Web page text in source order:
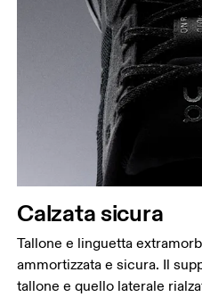
Calzata sicura
Tallone e linguetta
ammortizzata e sicura. Il
tallone e quello laterale